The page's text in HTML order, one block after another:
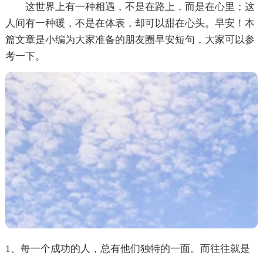
这世界上有一种相遇，不是在路上，而是在心里；这
人间有一种暖，不是在体表，却可以甜在心头。早安！本
篇文章是小编为大家准备的朋友圈早安短句，大家可以参
考一下。
1、每一个成功的人，总有他们独特的一面。而往往就是